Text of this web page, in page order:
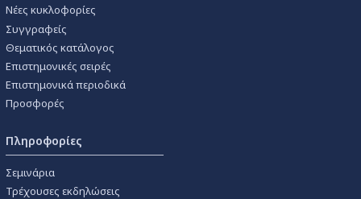
Νέες κυκλοφορίες
Συγγραφείς
Θεματικός κατάλογος
Επιστημονικές σειρές
Επιστημονικά περιοδικά
Προσφορές
Πληροφορίες
Σεμινάρια
Τρέχουσες εκδηλώσεις